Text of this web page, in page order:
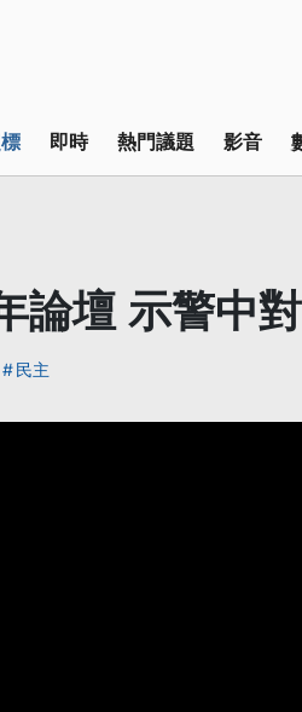
即時 熱門議題 影音
論壇 示警中
民主